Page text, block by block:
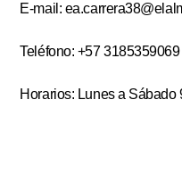
E-mail:
Teléfono: +57 3185359069
Horarios: Lunes a Sábado